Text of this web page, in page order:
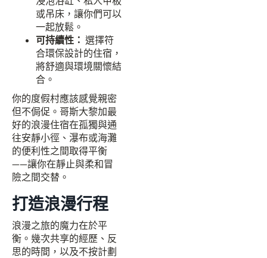
或吊床，讓你們可以
一起放鬆。
可持續性： 選擇符
合環保設計的住宿，
將舒適與環境關懷結
合。
你的度假村應該感覺親密
但不侷促。哥斯大黎加最
好的浪漫住宿在孤獨與通
往安靜小徑、瀑布或海灘
的便利性之間取得平衡
——讓你在靜止與柔和冒
險之間交替。
打造浪漫行程
浪漫之旅的魔力在於平
衡。幾次共享的經歷、反
思的時間，以及不按計劃